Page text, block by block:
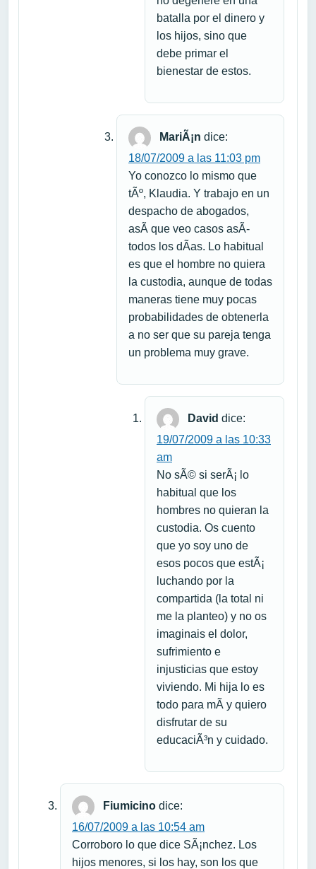
batalla por el dinero y
los hijos, sino que
debe primar el
bienestar de estos.
MariÃ¡n dice:
18/07/2009 a las 11:03 pm
Yo conozco lo mismo que
tÃº, Klaudia. Y trabajo en un
despacho de abogados,
asÃ­ que veo casos asÃ­
todos los dÃ­as. Lo habitual
es que el hombre no quiera
la custodia, aunque de todas
maneras tiene muy pocas
probabilidades de obtenerla
a no ser que su pareja tenga
un problema muy grave.
David dice:
19/07/2009 a las 10:33
am
No sÃ© si serÃ¡ lo
habitual que los
hombres no quieran la
custodia. Os cuento
que yo soy uno de
esos pocos que estÃ¡
luchando por la
compartida (la total ni
me la planteo) y no os
imaginais el dolor,
sufrimiento e
injusticias que estoy
viviendo. Mi hija lo es
todo para mÃ­ y quiero
disfrutar de su
educaciÃ³n y cuidado.
Fiumicino dice:
16/07/2009 a las 10:54 am
Corroboro lo que dice SÃ¡nchez. Los
hijos menores, si los hay, son los que